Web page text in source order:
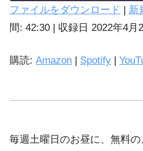
Amazon
SHARE
EMBED
ファイルをダウンロード 新
間: 42:30
収録日 2022年4月
購読: Amazon Spotify
毎週土曜日のお昼に、無料